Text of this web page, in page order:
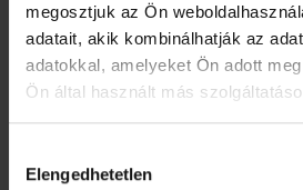
megosztjuk az Ön
adatait, akik kombinálhatják az
adatokkal, amelyeket Ön adott
Ön által használt más
kiválasztása
Elengedhetetlen
XIII. OrosCup - FU15
2024/2025